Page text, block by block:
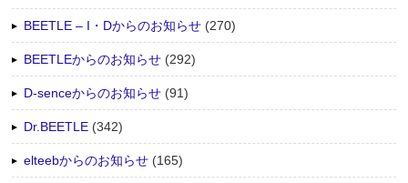
BEETLE – I・Dからのお知らせ (270)
BEETLEからのお知らせ (292)
D-senceからのお知らせ (91)
Dr.BEETLE (342)
elteebからのお知らせ (165)